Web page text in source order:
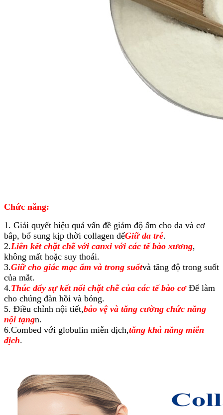
Chức năng:
1. Giải quyết hiệu quả vấn đề giảm độ ẩm cho da và cơ
bắp, bổ sung kịp thời collagen đểGiữ da trẻ.
2.Liên kết chặt chẽ với canxi với các tế bào xương,
không mất hoặc suy thoái.
3.Giữ cho giác mạc ẩm và trong suốtvà tăng độ trong suốt
của mắt.
4.Thúc đẩy sự kết nối chặt chẽ của các tế bào cơ Để làm
cho chúng đàn hồi và bóng.
5. Điều chỉnh nội tiết,bảo vệ và tăng cường chức năng
nội tạngn.
6.Combed với globulin miễn dịch,tăng khả năng miễn
dịch.